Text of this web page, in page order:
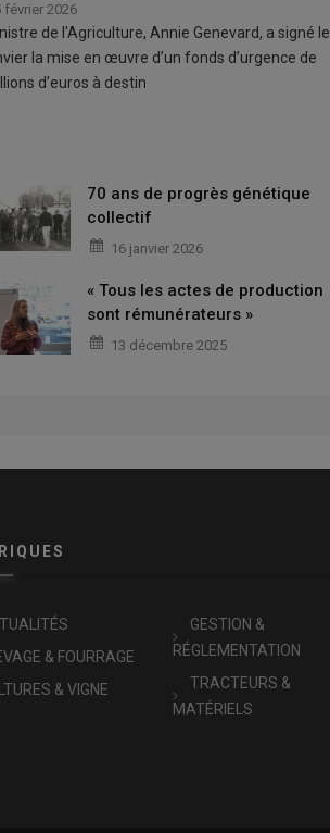
février 2026
de l'Agriculture, Annie Genevard, a signé le
la mise en œuvre d’un fonds d’urgence de
d’euros à destin
70 ans de progrès génétique
collectif
16 janvier 2026
« Tous les actes de production
sont rémunérateurs »
13 décembre 2025
& FOURRAGE
& VIGNE
GESTION &
RÉGLEMENTATION
TRACTEURS &
MATÉRIELS